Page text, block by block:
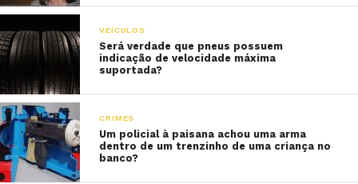
VEÍCULOS
Será verdade que pneus possuem
indicação de velocidade máxima
suportada?
CRIMES
Um policial à paisana achou uma arma
dentro de um trenzinho de uma criança no
banco?